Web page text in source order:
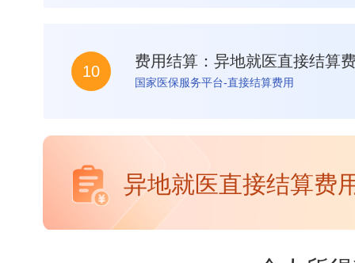
10
费用结算：异地就医直接结算
国家医保服务平台-直接结算费用
异地就医直接结算费